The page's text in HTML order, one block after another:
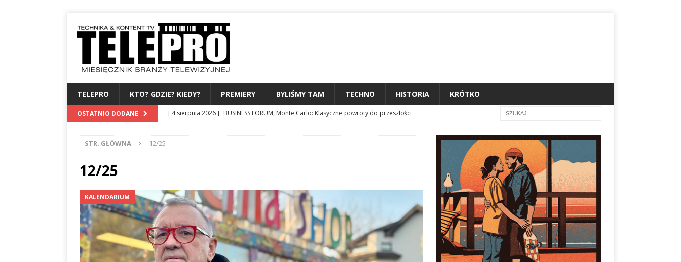
TELEPRO KTO? GDZIE? KIEDY? PREMIERY BYLIŚMY TAM TECHNO HISTORIA KRÓTKO
OSTATNIO DODANE [ 4 sierpnia 2026 ] BUSINESS FORUM, Monte Carlo: Klasyczne powroty do przeszłości
[ 27 lipca 2026 ] TVN24 STAWIA NA PODCASTY I CAR AUDIO
[ 6 sierpnia 2026 ]
FESTIWAL MARZEŃ CZYLI 34. ToruńCAMERIMAGE ZAPROSZENIE
STR. GŁÓWNA 12/25
12/25
KALENDARIUM